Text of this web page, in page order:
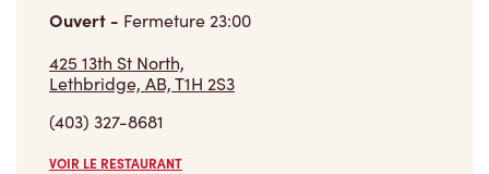
Ouvert - Fermeture23:00
425 13th St North,
Lethbridge, AB, T1H 2S3
(403) 327-8681
VOIR LE RESTAURANT